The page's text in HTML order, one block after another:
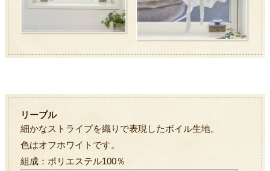
リーブル
細かなストライプを織りで表現したボイル生地。
色はオフホワイトです。
組成：ポリエステル100％